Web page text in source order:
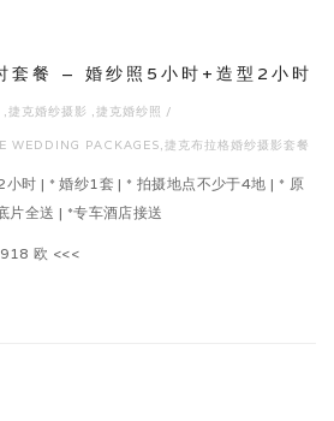
套餐 – 婚纱照5小时+造型2小时
,捷克婚纱摄影 ,捷克婚纱照 /
WEDDING PACKAGES,捷克布拉格婚纱摄影套餐
时 | * 婚纱1套 | * 拍摄地点不少于4地 | * 原
全送 | *专车酒店接送
欧 <<<